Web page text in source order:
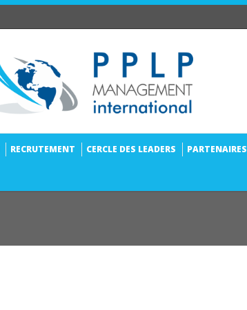
RECRUTEMENT CERCLE DES LEADERS PARTENAIRES